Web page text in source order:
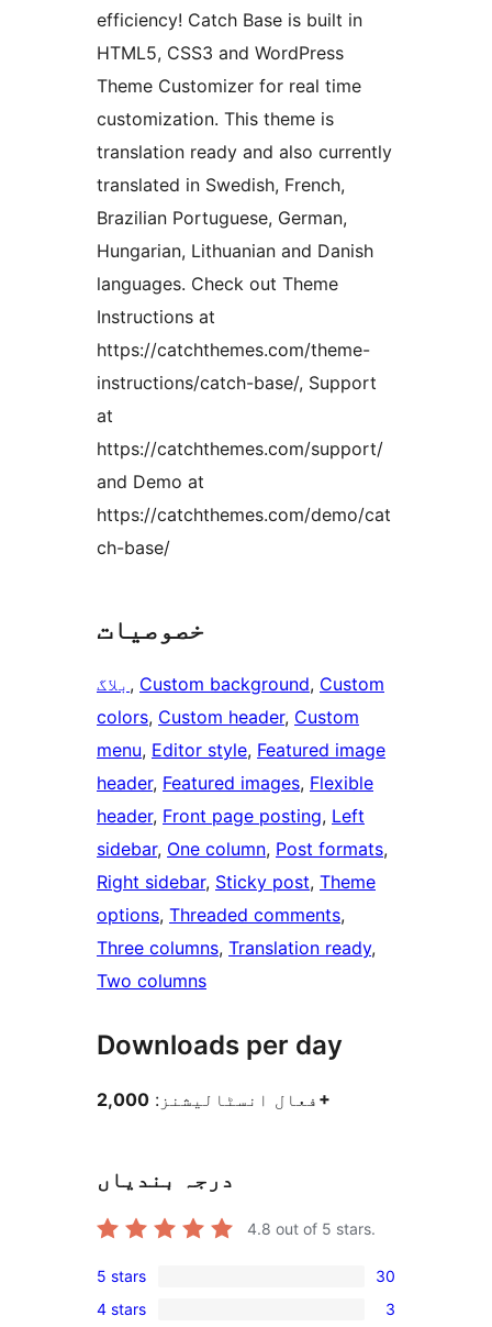
efficiency! Catch Base is built in
HTML5, CSS3 and WordPress
Theme Customizer for real time
customization. This theme is
translation ready and also currently
translated in Swedish, French,
Brazilian Portuguese, German,
Hungarian, Lithuanian and Danish
languages. Check out Theme
Instructions at
https://catchthemes.com/theme-
instructions/catch-base/, Support
at
https://catchthemes.com/support/
and Demo at
https://catchthemes.com/demo/cat
ch-base/
خصوصیات
بلاگ , Custom background, Custom
colors, Custom header, Custom
menu, Editor style, Featured image
header, Featured images, Flexible
header, Front page posting, Left
sidebar, One column, Post formats
Right sidebar, Sticky post, Theme
options, Threaded comments
Three columns, Translation ready
Two columns
Downloads per day
فعال انسٹالیشنز: 2,000+
درجہ بندیاں
4.8 out of 5 stars.
30
5-
5 stars 30
3
4 stars 3